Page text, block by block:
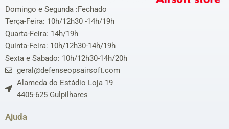
Domingo e Segunda :Fechado
Terça-Feira: 10h/12h30 -14h/19h
Quarta-Feira: 14h/19h
Quinta-Feira: 10h/12h30-14h/19h
Sexta e Sabado: 10h/12h30-14h/20h
geral@defenseopsairsoft.com
Alameda do Estádio Loja 19
4405-625 Gulpilhares
Ajuda